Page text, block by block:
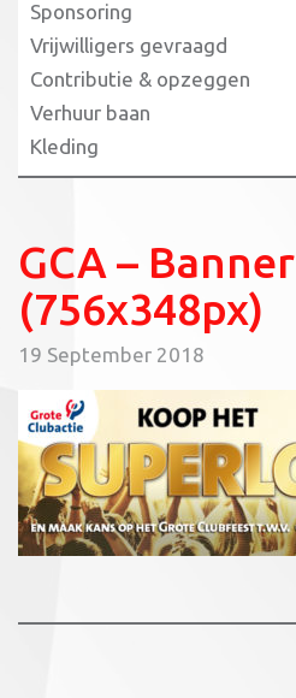
Sponsoring
Vrijwilligers gevraagd
Contributie & opzeggen
Verhuur baan
Kleding
GCA – Banner
(756x348px)
19 September 2018